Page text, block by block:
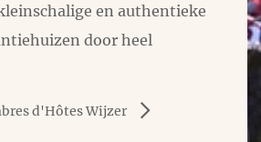
en authentieke
door heel
d'Hôtes Wijzer